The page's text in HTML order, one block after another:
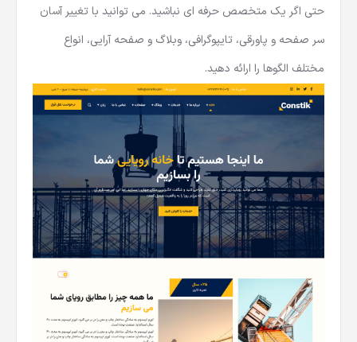
حتی اگر یک متخصص حرفه ای نباشید. می توانید با تغییر آسان
سر صفحه و پاورقی، تایپوگرافی، وبلاگ و صفحه آرایی، انواع
مختلف الگوها را ارائه دهید.